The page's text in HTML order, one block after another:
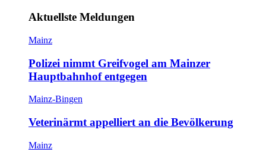
Aktuellste Meldungen
Mainz
Polizei nimmt Greifvogel am Mainzer
Hauptbahnhof entgegen
Mainz-Bingen
Veterinärmt appelliert an die Bevölkerung
Mainz